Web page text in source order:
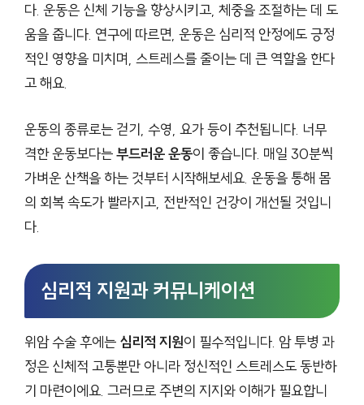
다. 운동은 신체 기능을 향상시키고, 체중을 조절하는 데 도
움을 줍니다. 연구에 따르면, 운동은 심리적 안정에도 긍정
적인 영향을 미치며, 스트레스를 줄이는 데 큰 역할을 한다
고 해요.
운동의 종류로는 걷기, 수영, 요가 등이 추천됩니다. 너무
격한 운동보다는부드러운 운동이 좋습니다. 매일 30분씩
가벼운 산책을 하는 것부터 시작해보세요. 운동을 통해 몸
의 회복 속도가 빨라지고, 전반적인 건강이 개선될 것입니
다.
심리적 지원과 커뮤니케이션
위암 수술 후에는 심리적 지원이 필수적입니다. 암 투병 과
정은 신체적 고통뿐만 아니라 정신적인 스트레스도 동반하
기 마련이에요. 그러므로 주변의 지지와 이해가 필요합니